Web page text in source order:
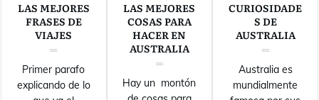
LAS MEJORES
FRASES DE
VIAJES
Primer parafo
explicando de lo
LAS MEJORES
COSAS PARA
HACER EN
AUSTRALIA
Hay un montón
CURIOSIDADE
S DE
AUSTRALIA
Australia es
mundialmente